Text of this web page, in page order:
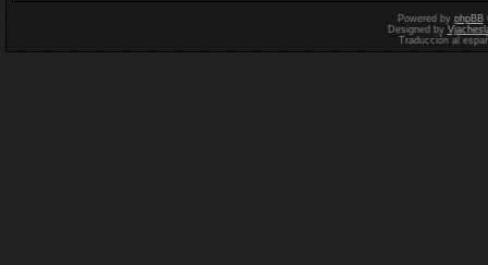
Powered by phpBB
Designed by
Traducción al